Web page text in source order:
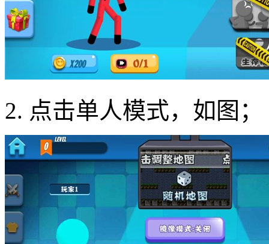
2. 点击单人模式，如图；